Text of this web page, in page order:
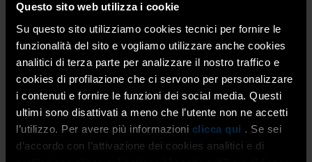
Questo sito web utilizza i cookie
Su questo sito utilizziamo cookies tecnici per fornire le
funzionalità del sito e vogliamo utilizzare anche cookies
analitici di terza parte per analizzare il nostro traffico e
cookies di profilazione che ci servono per personalizzare
i contenuti e fornire le funzioni dei social media. Questi
ultimi sono disattivati a meno che l’utente non ne accetti
l’utilizzo. Per avere più informazioni clicca qui . Se sei
d’accordo con l’attivazione dei cookies analitici e di
Il manufatto, opera del maestro artigiano leccese
Claudio Riso, eccellenza nella produzione artistica in
cartapesta, raffigura appunto un’imprenditrice del